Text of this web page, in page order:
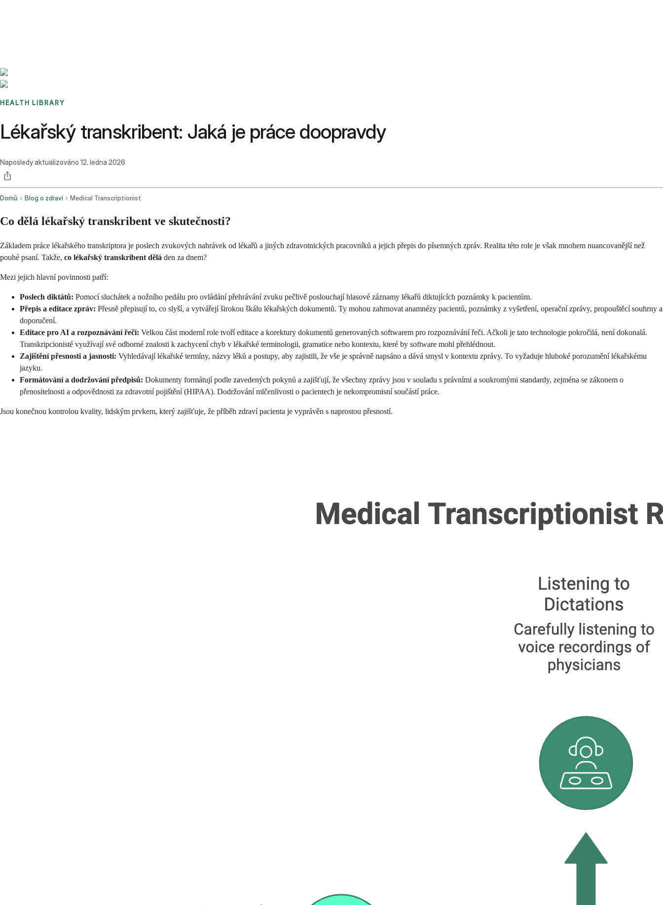
HEALTH LIBRARY
Lékařský transkribent: Jaká je práce doopravdy
Naposledy aktualizováno 12. ledna 2026
Domů Blog o zdraví Medical Transcriptionist
Co dělá lékařský transkribent ve skutečnosti?
Základem práce lékařského transkriptora je poslech zvukových nahrávek od lékařů a jiných zdravotnických pracovníků a jejich přepis do písemných zpráv. Realita této role je však mnohem nuancovanější než
pouhé psaní. Takže, co lékařský transkribent dělá den za dnem?
Mezi jejich hlavní povinnosti patří:
Poslech diktátů: Pomocí sluchátek a nožního pedálu pro ovládání přehrávání zvuku pečlivě poslouchají hlasové záznamy lékařů diktujících poznámky k pacientům.
Přepis a editace zpráv: Přesně přepisují to, co slyší, a vytvářejí širokou škálu lékařských dokumentů. Ty mohou zahrnovat anamnézy pacientů, poznámky z vyšetření, operační zprávy, propouštěcí souhrny a
doporučení.
Editace pro AI a rozpoznávání řeči: Velkou část moderní role tvoří editace a korektury dokumentů generovaných softwarem pro rozpoznávání řeči. Ačkoli je tato technologie pokročilá, není dokonalá.
Transkripcionisté využívají své odborné znalosti k zachycení chyb v lékařské terminologii, gramatice nebo kontextu, které by software mohl přehlédnout.
Zajištění přesnosti a jasnosti: Vyhledávají lékařské termíny, názvy léků a postupy, aby zajistili, že vše je správně napsáno a dává smysl v kontextu zprávy. To vyžaduje hluboké porozumění lékařskému
jazyku.
Formátování a dodržování předpisů: Dokumenty formátují podle zavedených pokynů a zajišťují, že všechny zprávy jsou v souladu s právními a soukromými standardy, zejména se zákonem o
přenositelnosti a odpovědnosti za zdravotní pojištění (HIPAA). Dodržování mlčenlivosti o pacientech je nekompromisní součástí práce.
Jsou konečnou kontrolou kvality, lidským prvkem, který zajišťuje, že příběh zdraví pacienta je vyprávěn s naprostou přesností.